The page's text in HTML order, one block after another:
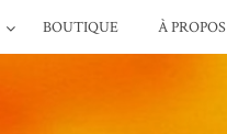
BOUTIQUE À PROPOS